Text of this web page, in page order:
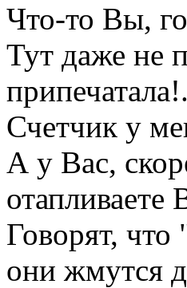
Что-то Вы,
Тут даже не
Счетчик у
А у Вас,
отапливаете
Говорят,
они жмутся